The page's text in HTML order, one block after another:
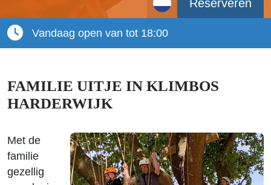
Reserveren
Vandaag open van tot 18:00
FAMILIE UITJE IN KLIMBOS
HARDERWIJK
Met de
familie
gezellig